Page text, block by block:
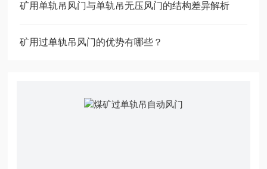
矿用单轨吊风门与单轨吊无压风门的结构差异解析
矿用过单轨吊风门的优势有哪些？